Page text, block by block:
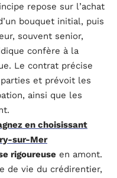
repose sur l’achat
bouquet initial, puis
souvent senior,
confère à la
Le contrat précise
et prévoit les
ainsi que les
en choisissant
sur-Mer
rigoureuse en amont.
de vie du crédirentier,